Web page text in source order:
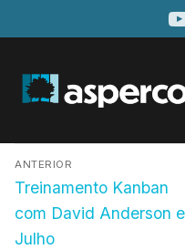
para
conteúdo
Navegação
de
Post
ANTERIOR
Post
anterior:
Treinamento Kanban
com David Anderson
Julho